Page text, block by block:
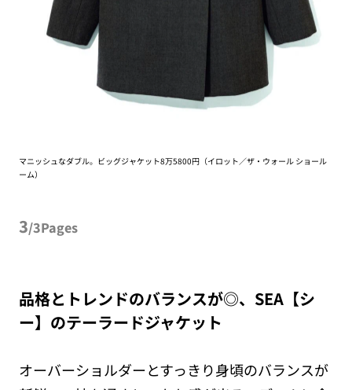
マニッシュなダブル。ビッグジャケット8万5800円（イロット／ザ・ウォール ショール
ーム）
3/3Pages
品格とトレンドのバランスが◎、SEA【シ
ー】のテーラードジャケット
オーバーショルダーとすっきり身頃のバランスが